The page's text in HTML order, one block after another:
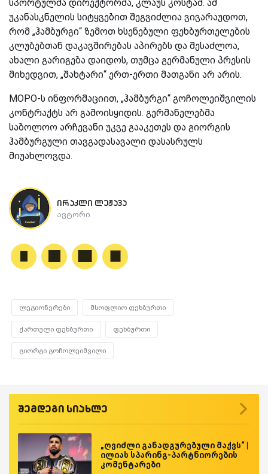
სპორტულმა დირექტორმა, კლაუს კოსტამ. ამ
უკანასკნელის სიტყვებით შეგვიძლია ვივარაუდოთ,
რომ „ჰამბურგი“ ზემოთ ხსენებული ფეხბურთელების
კლუბებთან დაკავშირებას აპირებს და შესაძლოა,
ახალი გარიგება დაიდოს, თუმცა გერმანული პრესის
მიხედვით, „შახტარი“ ერთ-ერთი მათგანი არ არის.
MOPO-ს ინფორმაციით, „ჰამბურგი“ გოჩოლეიშვილის
კონტრაქტს არ გამოისყიდის. გერმანელებმა
საბოლოო არჩევანი უკვე გააკეთეს და გიორგის
ჰამბურგული თავგადასავალი დასასრულს
მიუახლოვდა.
ირაკლი ლეჟავა
ავტორი
ლეგიონერები მსოფლიო ფეხბურთი
ქართული ფეხბურთი ფეხბურთი
გიორგი გოჩოლეიშვილი
შემდეგი სიახლე
„ღვიძლი განადგურებული მაქვს“ |
ილიას სპარინგ-პარტნიორების
კომენტარები